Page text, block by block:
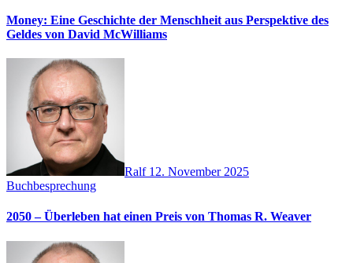
Money: Eine Geschichte der Menschheit aus Perspektive des
Geldes von David McWilliams
Ralf 12. November 2025
Buchbesprechung
2050 – Überleben hat einen Preis von Thomas R. Weaver